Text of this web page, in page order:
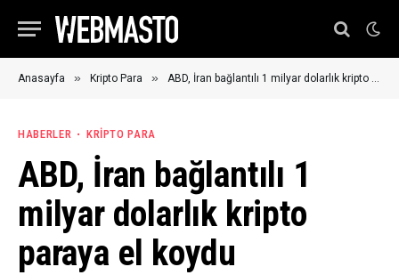
Anasayfa » Kripto Para » ABD, İran bağlantılı 1 milyar dolarlık kripto paraya el koydu
HABERLER KRIPTO PARA
ABD, İran bağlantılı 1
milyar dolarlık kripto
paraya el koydu